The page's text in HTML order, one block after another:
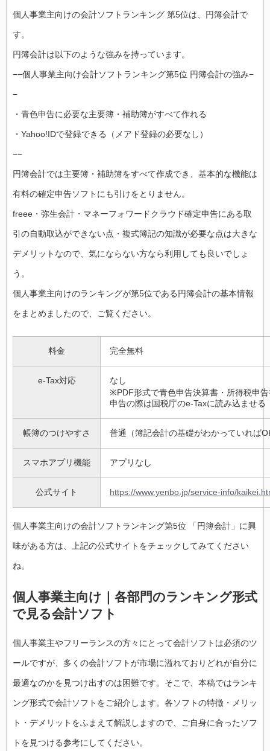
個人事業主向けの会計ソフトランキング 第5位は、円簿会計で
す。
円簿会計は以下のような強みを持っています。
−−個人事業主向け会計ソフトランキング第5位 円簿会計の強み−
−
・青色申告に必要な主要簿・補助簿がすべて作れる
・Yahoo!IDで登録できる（メアド登録の必要なし）
−−
円簿会計では主要簿・補助簿をすべて作成でき、基本的な機能は
有料の確定申告ソフトにも引けをとりません。
freee・弥生会計・マネーフォワードクラウド確定申告にある取
引の自動取込ができない点・複式簿記の知識が必要な点は大きな
デメリットなので、気にならない方なら利用しても良いでしょ
う。
個人事業主向けのランキングが第5位である円簿会計の基本情報
をまとめましたので、ご覧ください。
料金 完全無料
e-Tax対応
なし
※PDF形式で青色申告決算書・所得税申
申告の際は国税庁のe-Taxに読み込ませる
帳簿のつけやすさ 普通（簿記会計の基礎がわかっていれば
スマホアプリ機能 アプリなし
公式サイト https://www.yenbo.jp/service-info/
個人事業主向けの会計ソフトランキング第5位 「円簿会計」に興
味がある方は、上記の公式サイトをチェックしてみてください
ね。
個人事業主向け｜各部門のランキング形式
で見る会計ソフト
個人事業主やフリーランスの方々にとって会計ソフトは必須のツ
ールですが、多くの会計ソフトが市場に溢れておりどれが自分に
最適なのかを見つけ出すのは困難です。そこで、本稿ではランキ
ング形式で会計ソフトをご紹介します。各ソフトの特徴・メリッ
ト・デメリットをふまえて解説しますので、ご自身に合ったソフ
トを見つける参考にしてください。